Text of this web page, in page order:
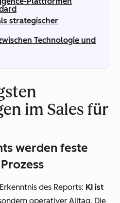
strategischer
Technologie und
im Sales für
werden feste
des Reports: KI ist
operativer Alltag. Die